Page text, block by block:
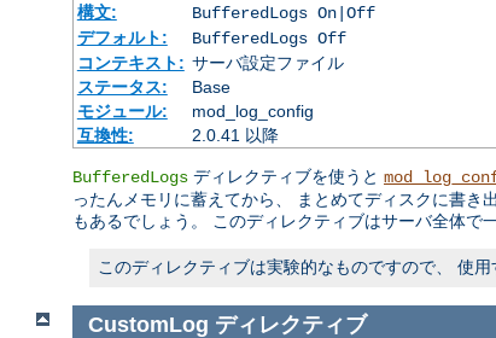
構文:
BufferedLogs On|Off
デフォルト:
BufferedLogs Off
コンテキスト: サーバ設定ファイル
ステータス:
Base
モジュール:
mod_log_config
互換性:
2.0.41 以降
BufferedLogs ディレクティブを使うと
ったんメモリに蓄えてから、 まとめてディスクに書
もあるでしょう。 このディレクティブはサーバ全体で
このディレクティブは実験的なものですので、 使用
CustomLog ディレクティブ